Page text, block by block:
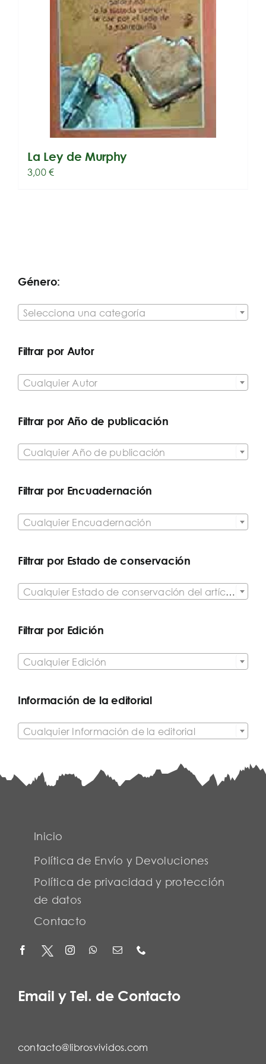
La Ley de Murphy
3,00€
Género:
Selecciona una categoría
Filtrar por Autor
Cualquier Autor
Filtrar por Año de publicación
Cualquier Año de publicación
Filtrar por Encuadernación
Cualquier Encuadernación
Filtrar por Estado de conservación
Cualquier Estado de conservación del artículo
Filtrar por Edición
Cualquier Edición
Información de la editorial
Cualquier Información de la editorial
Inicio
Política de Envío y Devoluciones
Política de privacidad y protección
de datos
Contacto
Email y Tel. de Contacto
contacto@librosvividos.com